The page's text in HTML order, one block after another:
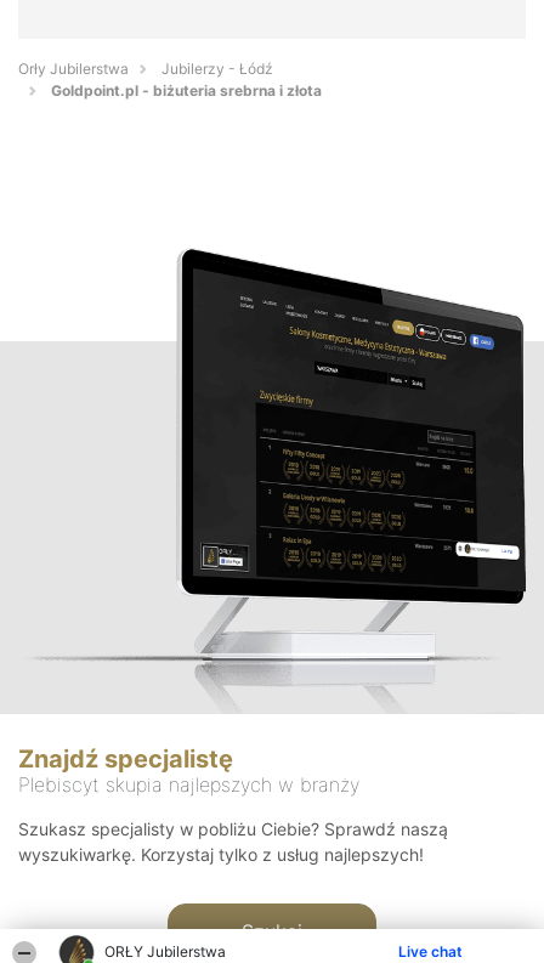
ORŁY Jubilerstwa Live chat
Orły Jubilerstwa
Jubilerzy - Łódź
Goldpoint.pl - biżuteria srebrna i złota
Znajdź specjalistę
Plebiscyt skupia najlepszych w branży
Szukasz specjalisty w pobliżu Ciebie? Sprawdź naszą
wyszukiwarkę. Korzystaj tylko z usług najlepszych!
Szukaj